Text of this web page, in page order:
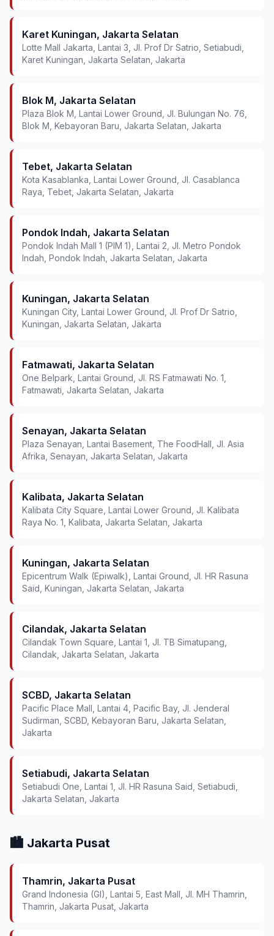
Karet Kuningan, Jakarta Selatan
Lotte Mall Jakarta, Lantai 3, Jl. Prof Dr Satrio, Setiabudi,
Karet Kuningan, Jakarta Selatan, Jakarta
Blok M, Jakarta Selatan
Plaza Blok M, Lantai Lower Ground, Jl. Bulungan No. 76,
Blok M, Kebayoran Baru, Jakarta Selatan, Jakarta
Tebet, Jakarta Selatan
Kota Kasablanka, Lantai Lower Ground, Jl. Casablanca
Raya, Tebet, Jakarta Selatan, Jakarta
Pondok Indah, Jakarta Selatan
Pondok Indah Mall 1 (PIM 1), Lantai 2, Jl. Metro Pondok
Indah, Pondok Indah, Jakarta Selatan, Jakarta
Kuningan, Jakarta Selatan
Kuningan City, Lantai Lower Ground, Jl. Prof Dr Satrio,
Kuningan, Jakarta Selatan, Jakarta
Fatmawati, Jakarta Selatan
One Belpark, Lantai Ground, Jl. RS Fatmawati No. 1,
Fatmawati, Jakarta Selatan, Jakarta
Senayan, Jakarta Selatan
Plaza Senayan, Lantai Basement, The FoodHall, Jl. Asia
Afrika, Senayan, Jakarta Selatan, Jakarta
Kalibata, Jakarta Selatan
Kalibata City Square, Lantai Lower Ground, Jl. Kalibata
Raya No. 1, Kalibata, Jakarta Selatan, Jakarta
Kuningan, Jakarta Selatan
Epicentrum Walk (Epiwalk), Lantai Ground, Jl. HR Rasuna
Said, Kuningan, Jakarta Selatan, Jakarta
Cilandak, Jakarta Selatan
Cilandak Town Square, Lantai 1, Jl. TB Simatupang,
Cilandak, Jakarta Selatan, Jakarta
SCBD, Jakarta Selatan
Pacific Place Mall, Lantai 4, Pacific Bay, Jl. Jenderal
Sudirman, SCBD, Kebayoran Baru, Jakarta Selatan,
Jakarta
Setiabudi, Jakarta Selatan
Setiabudi One, Lantai 1, Jl. HR Rasuna Said, Setiabudi,
Jakarta Selatan, Jakarta
🏙️ Jakarta Pusat
Thamrin, Jakarta Pusat
Grand Indonesia (GI), Lantai 5, East Mall, Jl. MH Thamrin,
Thamrin, Jakarta Pusat, Jakarta